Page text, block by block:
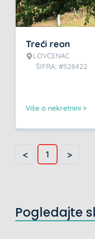
Treći reon
LOVĆENAC
ŠIFRA: #528422
Više o nekretnini >
< 1 >
Pogledajte